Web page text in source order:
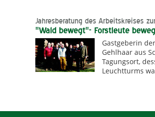
Jahresberatung des Arbeitskreises
"Wald bewegt"- Forstleute
Gastgeberin
Gehlhaar aus
Tagungsort,
Leuchtturms